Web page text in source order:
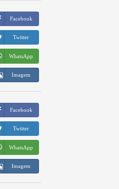
Facebook
Twitter
WhatsApp
Imagem
Facebook
Twitter
WhatsApp
Imagem